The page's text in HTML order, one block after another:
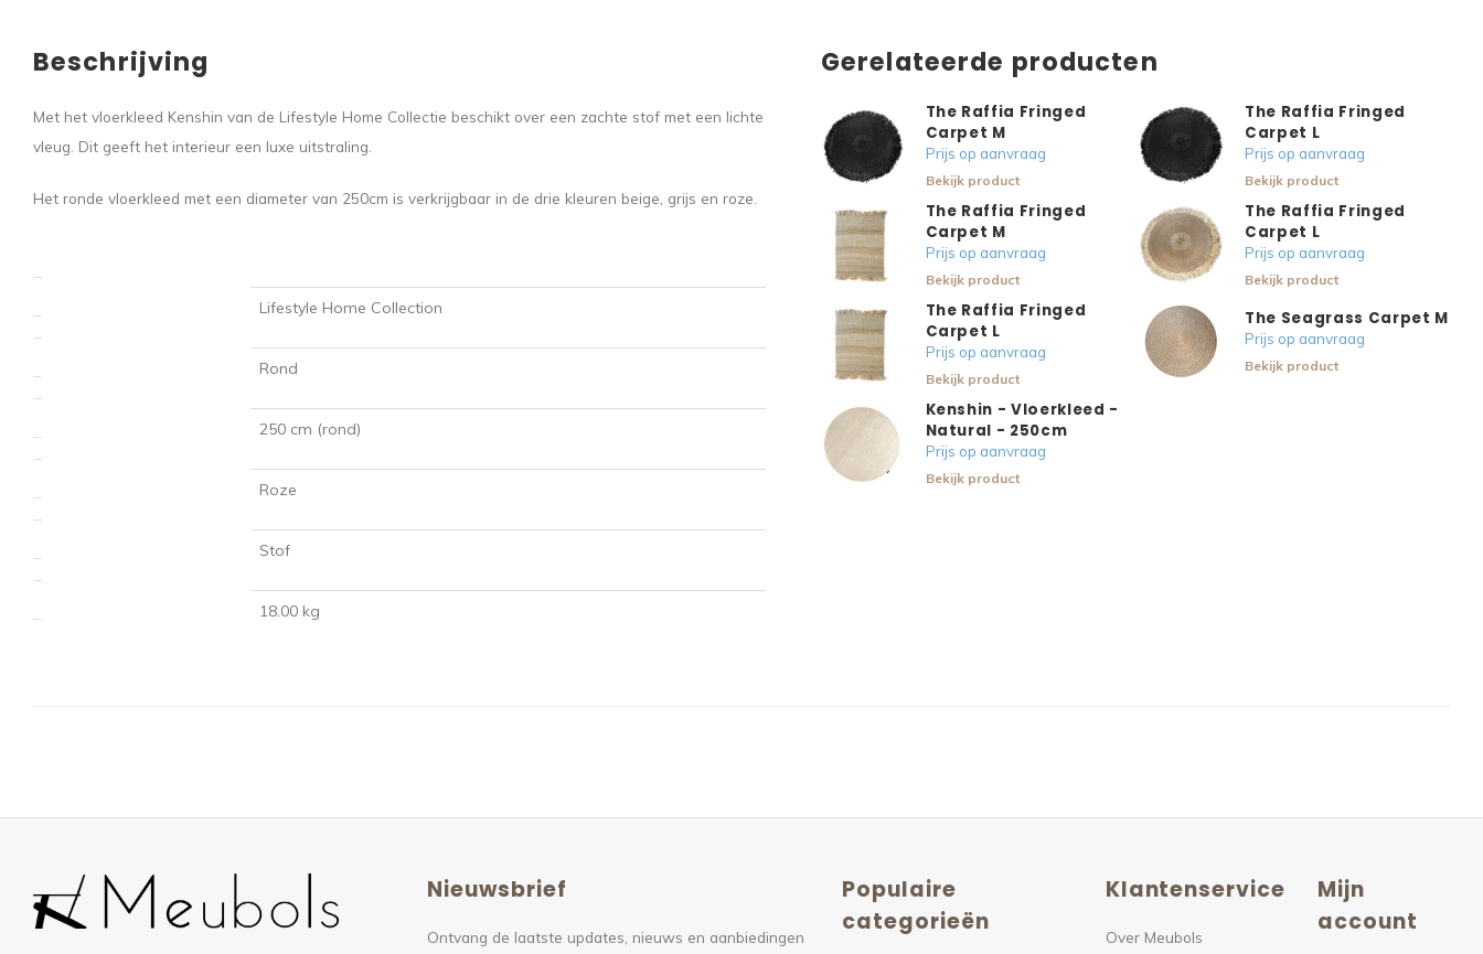
Beschrijving
Met het vloerkleed Kenshin van de Lifestyle Home Collectie beschikt over een zachte stof met een lichte
vleug. Dit geeft het interieur een luxe uitstraling.
Het ronde vloerkleed met een diameter van 250cm is verkrijgbaar in de drie kleuren beige, grijs en roze.
Lifestyle Home Collection
Rond
250 cm (rond)
Roze
Stof
18.00 kg
Gerelateerde producten
The Raffia Fringed
Carpet M
Prijs op aanvraag
Bekijk product
The Raffia Fringed
Carpet L
Prijs op aanvraag
Bekijk product
The Raffia Fringed
Carpet M
Prijs op aanvraag
Bekijk product
The Raffia Fringed
Carpet L
Prijs op aanvraag
Bekijk product
The Raffia Fringed
Carpet L
Prijs op aanvraag
Bekijk product
The Seagrass Carpet M
Prijs op aanvraag
Bekijk product
Kenshin - Vloerkleed -
Natural - 250cm
Prijs op aanvraag
Bekijk product
Nieuwsbrief
Ontvang de laatste updates, nieuws en aanbiedingen
Populaire
categorieën
Klantenservice
Over Meubols
Mijn
account